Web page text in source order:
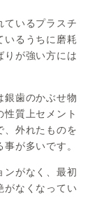
ているプラスチ
いるうちに磨耗
りが強い方には
銀歯のかぶせ物
質上セメント
、外れたものを
が多いです。
ンがなく、最初
がなくなってい